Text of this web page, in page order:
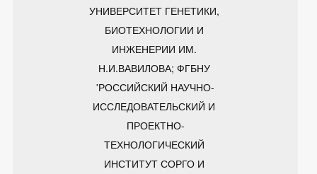
УНИВЕРСИТЕТ ГЕНЕТИКИ,
БИОТЕХНОЛОГИИ И
ИНЖЕНЕРИИ ИМ.
Н.И.ВАВИЛОВА; ФГБНУ
'РОССИЙСКИЙ НАУЧНО-
ИССЛЕДОВАТЕЛЬСКИЙ И
ПРОЕКТНО-
ТЕХНОЛОГИЧЕСКИЙ
ИНСТИТУТ СОРГО И